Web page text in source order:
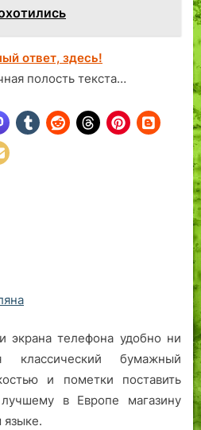
ответ, здесь!
полость текста…
экрана телефона удобно ни
классический бумажный
и пометки поставить
в Европе магазину
языке.